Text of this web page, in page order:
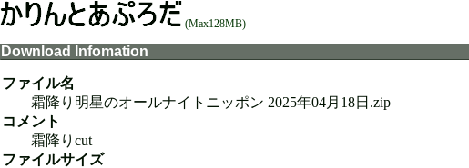
(Max128MB)
Download Infomation
ファイル名
霜降り明星のオールナイトニッポン 2025年04月18日.zip
コメント
霜降りcut
ファイルサイズ